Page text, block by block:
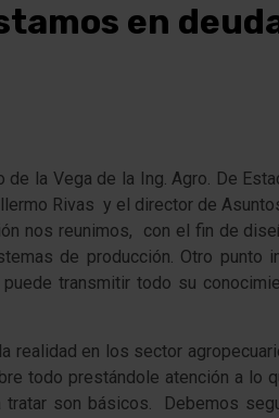
en
la Vega de la Ing. Agro. De
Rivas y el director de
nos reunimos, con el fin de
de producción. Otro punto
transmitir todo su
realidad en los sector
todo prestándole atención a lo
son básicos. Debemos